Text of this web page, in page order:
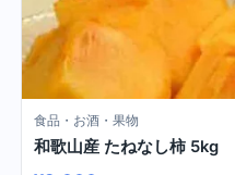
食品・お酒・果物
和歌山産 たねなし柿 5kg